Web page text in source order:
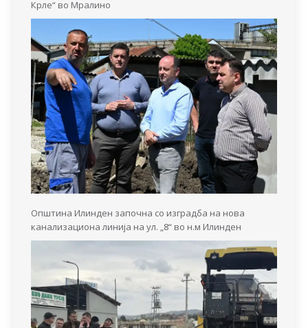
Крле“ во Мралино
Општина Илинден започна со изградба на нова
канализациона линија на ул. „8“ во н.м Илинден